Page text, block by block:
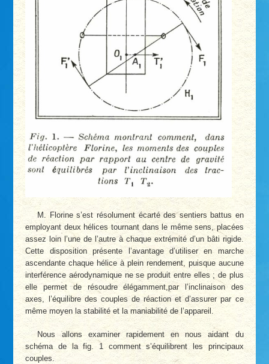
M. Florine s’est résolument écarté des sentiers battus en
employant deux hélices tournant dans le même sens, placées
assez loin l’une de l’autre à chaque extrémité d’un bâti rigide.
Cette disposition présente l’avantage d’utiliser en marche
ascendante chaque hélice à plein rendement, puisque aucune
interférence aérodynamique ne se produit entre elles ; de plus
elle permet de résoudre élégamment,par l’inclinaison des
axes, l’équilibre des couples de réaction et d’assurer par ce
même moyen la stabilité et la maniabilité de l’appareil.
Nous allons examiner rapidement en nous aidant du
schéma de la fig. 1 comment s’équilibrent les principaux
couples.